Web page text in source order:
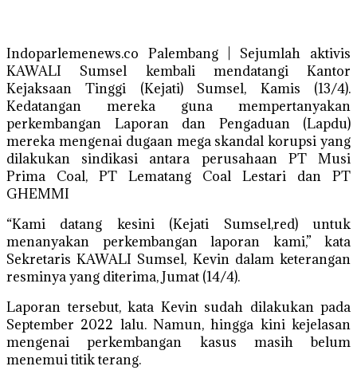
Indoparlemenews.co Palembang | Sejumlah aktivis
KAWALI Sumsel kembali mendatangi Kantor
Kejaksaan Tinggi (Kejati) Sumsel, Kamis (13/4).
Kedatangan mereka guna mempertanyakan
perkembangan Laporan dan Pengaduan (Lapdu)
mereka mengenai dugaan mega skandal korupsi yang
dilakukan sindikasi antara perusahaan PT Musi
Prima Coal, PT Lematang Coal Lestari dan PT
GHEMMI
“Kami datang kesini (Kejati Sumsel,red) untuk
menanyakan perkembangan laporan kami,” kata
Sekretaris KAWALI Sumsel, Kevin dalam keterangan
resminya yang diterima, Jumat (14/4).
Laporan tersebut, kata Kevin sudah dilakukan pada
September 2022 lalu. Namun, hingga kini kejelasan
mengenai perkembangan kasus masih belum
menemui titik terang.